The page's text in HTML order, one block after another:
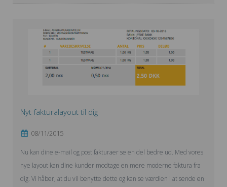
Nyt fakturalayout til dig
08/11/2015
Nu kan dine e-mail og post fakturaer se en del bedre ud. Med vores
nye layout kan dine kunder modtage en mere moderne faktura fra
dig. Vi håber, at du vil benytte dette og kan se værdien i at sende en